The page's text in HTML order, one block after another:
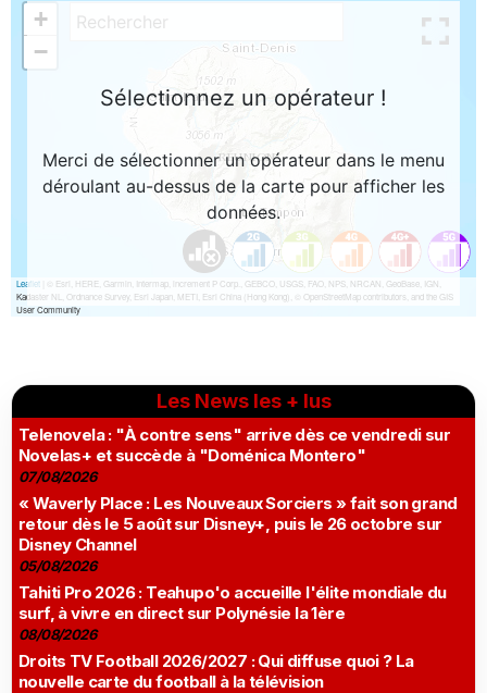
Les News les + lus
Telenovela : "À contre sens" arrive dès ce vendredi sur
Novelas+ et succède à "Doménica Montero"
07/08/2026
« Waverly Place : Les Nouveaux Sorciers » fait son grand
retour dès le 5 août sur Disney+, puis le 26 octobre sur
Disney Channel
05/08/2026
Tahiti Pro 2026 : Teahupo'o accueille l'élite mondiale du
surf, à vivre en direct sur Polynésie la 1ère
08/08/2026
Droits TV Football 2026/2027 : Qui diffuse quoi ? La
nouvelle carte du football à la télévision